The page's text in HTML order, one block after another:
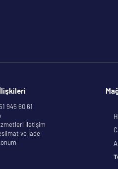
945 60 61
İletişim
ve İade